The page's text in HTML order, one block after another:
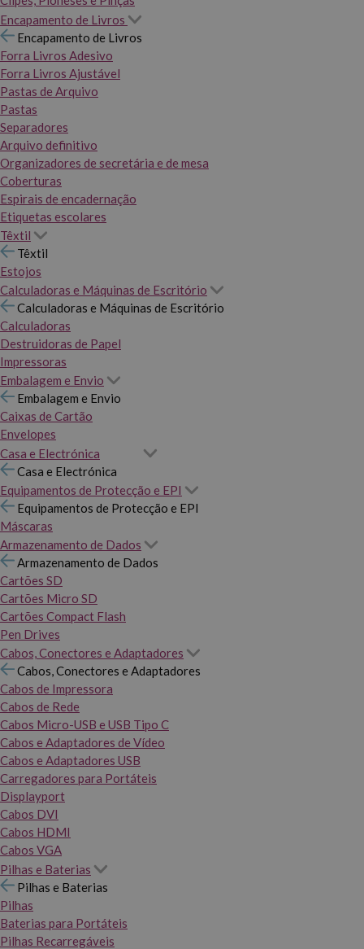
Encapamento de Livros
Encapamento de Livros
Forra Livros Adesivo
Forra Livros Ajustável
Pastas de Arquivo
Pastas
Separadores
Arquivo definitivo
Organizadores de secretária e de mesa
Coberturas
Espirais de encadernação
Etiquetas escolares
Têxtil
Têxtil
Estojos
Calculadoras e Máquinas de Escritório
Calculadoras e Máquinas de Escritório
Calculadoras
Destruidoras de Papel
Impressoras
Embalagem e Envio
Embalagem e Envio
Caixas de Cartão
Envelopes
Casa e Electrónica
Casa e Electrónica
Equipamentos de Protecção e EPI
Equipamentos de Protecção e EPI
Máscaras
Armazenamento de Dados
Armazenamento de Dados
Cartões SD
Cartões Micro SD
Cartões Compact Flash
Pen Drives
Cabos, Conectores e Adaptadores
Cabos, Conectores e Adaptadores
Cabos de Impressora
Cabos de Rede
Cabos Micro-USB e USB Tipo C
Cabos e Adaptadores de Vídeo
Cabos e Adaptadores USB
Carregadores para Portáteis
Displayport
Cabos DVI
Cabos HDMI
Cabos VGA
Pilhas e Baterias
Pilhas e Baterias
Pilhas
Baterias para Portáteis
Pilhas Recarregáveis